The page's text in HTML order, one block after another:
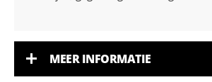
MEER INFORMATIE